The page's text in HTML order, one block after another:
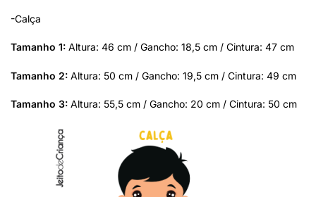
-Calça
Tamanho 1: Altura: 46 cm / Gancho: 18,5 cm / Cintura: 47 cm
Tamanho 2: Altura: 50 cm / Gancho: 19,5 cm / Cintura: 49 cm
Tamanho 3: Altura: 55,5 cm / Gancho: 20 cm / Cintura: 50 cm